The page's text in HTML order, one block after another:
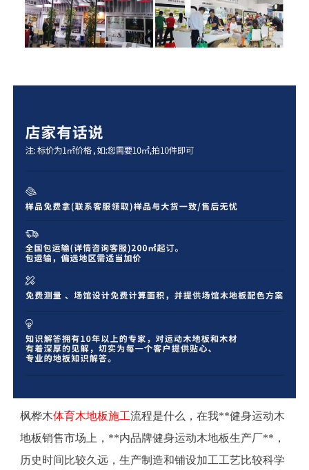
枫桦木体育木地板施工流程是什么，在我**健身运动木
地板销售市场上，**内品牌健身运动木地板生产厂**，
历史时间比较久远，生产制造和铺设加工工艺比较科学